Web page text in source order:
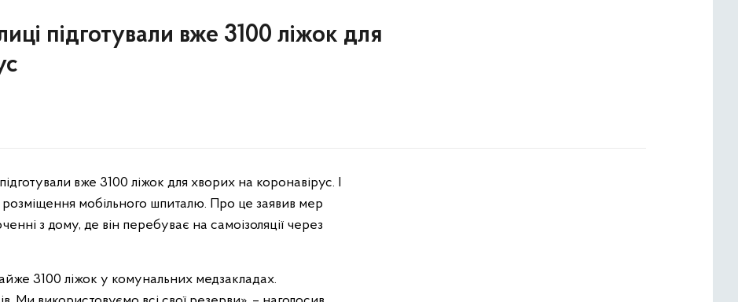
підготували вже 3100 ліжок для
вже 3100 ліжок для хворих на коронавірус. І
мобільного шпиталю. Про це заявив мер
з дому, де він перебуває на самоізоляції через
3100 ліжок у комунальних медзакладах.